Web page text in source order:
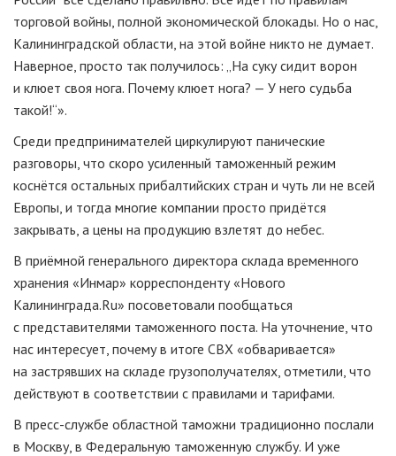
торговой войны, полной экономической блокады. Но о нас,
Калининградской области, на этой войне никто не думает.
Наверное, просто так получилось: „На суку сидит ворон
и клюет своя нога. Почему клюет нога? — У него судьба
такой!“».
Среди предпринимателей циркулируют панические
разговоры, что скоро усиленный таможенный режим
коснётся остальных прибалтийских стран и чуть ли не всей
Европы, и тогда многие компании просто придётся
закрывать, а цены на продукцию взлетят до небес.
В приёмной генерального директора склада временного
хранения «Инмар» корреспонденту «Нового
Калининграда.Ru» посоветовали пообщаться
с представителями таможенного поста. На уточнение, что
нас интересует, почему в итоге СВХ «обваривается»
на застрявших на складе грузополучателях, отметили, что
действуют в соответствии с правилами и тарифами.
В пресс-службе областной таможни традиционно послали
в Москву, в Федеральную таможенную службу. И уже